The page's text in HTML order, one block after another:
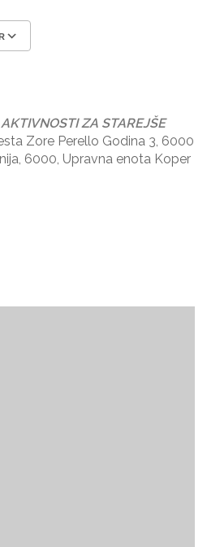
ZA STAREJŠE
Zore Perello Godina 3, 6000
6000, Upravna enota Koper